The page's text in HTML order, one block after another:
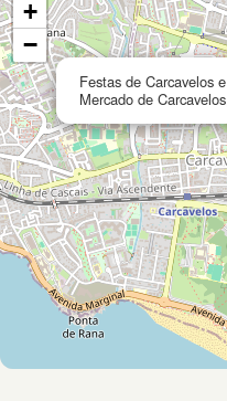
Festas de Carcavelos
Mercado de
+
−